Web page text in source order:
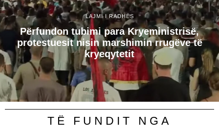
LAJMI I RADHËS
Përfundon tubimi para Kryeministrisë,
protestuesit nisin marshimin rrugëve të
kryeqytetit
TË FUNDIT NGA